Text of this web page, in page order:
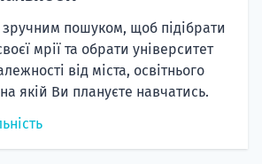
зручним пошуком, щоб підібрати
мрії та обрати університет
від міста, освітнього
якій Ви плануєте навчатись.